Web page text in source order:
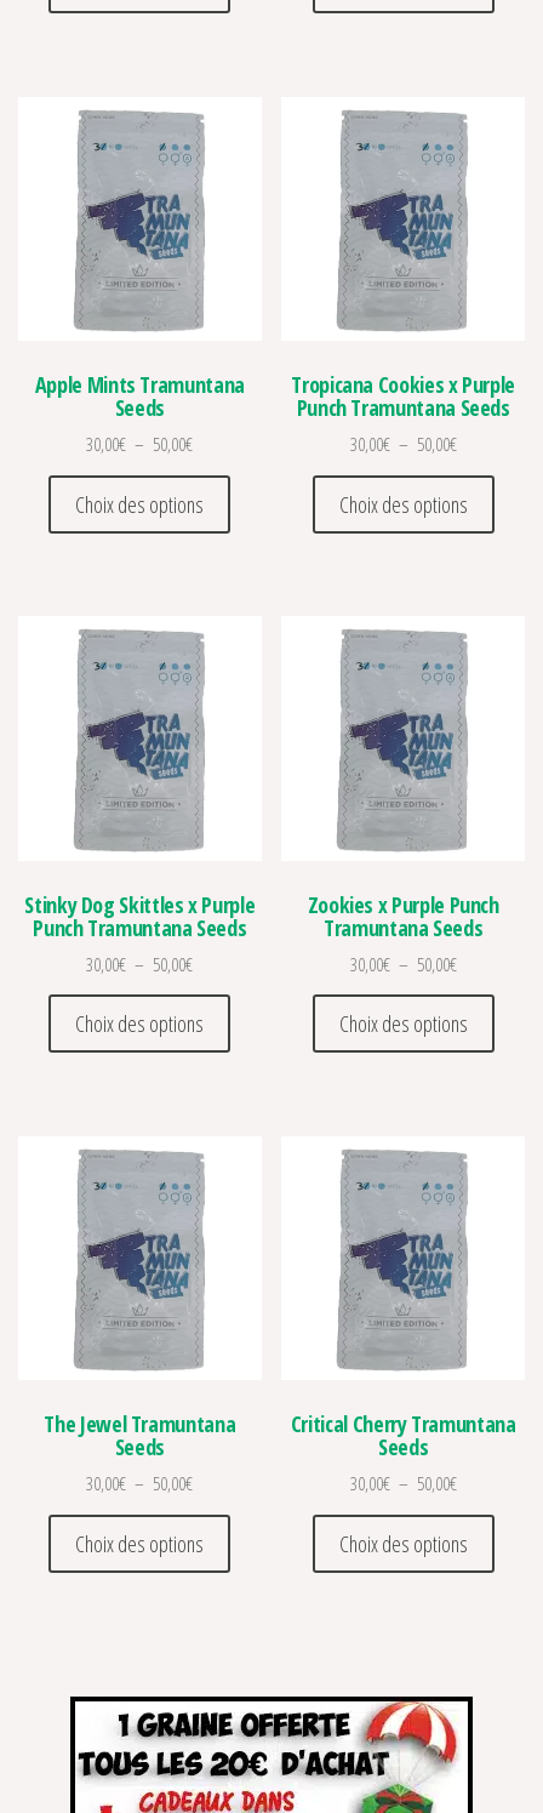
Apple Mints Tramuntana
Seeds
30,00€ – 50,00€Plage de prix : 30,00€ à 50,00€
Choix des options
Ce produit a plusieurs variations. Les
Tropicana Cookies x Purple
Punch Tramuntana Seeds
30,00€ – 50,00€Plage de prix
Choix des options
Ce
Stinky Dog Skittles x Purple
Punch Tramuntana Seeds
30,00€ – 50,00€Plage de prix : 30,00€ à 50,00€
Choix des options
Ce produit a plusieurs variations. Les
Zookies x Purple Punch
Tramuntana Seeds
30,00€ – 50,00€Plage de prix
Choix des options
Ce
The Jewel Tramuntana
Seeds
30,00€ – 50,00€Plage de prix : 30,00€ à 50,00€
Choix des options
Ce produit a plusieurs variations. Les
Critical Cherry Tramuntana
Seeds
30,00€ – 50,00€Plage de prix
Choix des options
Ce